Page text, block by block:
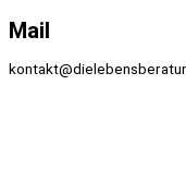
Mail